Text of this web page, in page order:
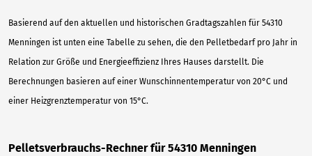
Basierend auf den aktuellen und historischen Gradtagszahlen für 54310
Menningen ist unten eine Tabelle zu sehen, die den Pelletbedarf pro Jahr in
Relation zur Größe und Energieeffizienz Ihres Hauses darstellt. Die
Berechnungen basieren auf einer Wunschinnentemperatur von 20°C und
einer Heizgrenztemperatur von 15°C.
Pelletsverbrauchs-Rechner für 54310 Menningen